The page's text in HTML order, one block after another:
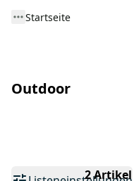
Startseite
Outdoor
2